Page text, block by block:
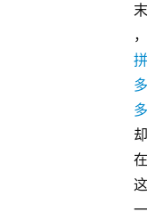
末
，
拼
多
多
却
在
这
一